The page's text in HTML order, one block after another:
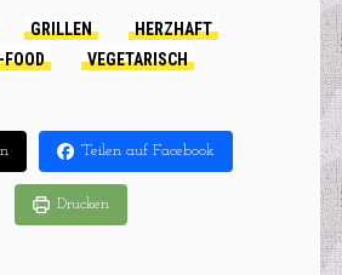
GRILLEN
HERZHAFT
FOOD
VEGETARISCH
Teilen auf Facebook
Drucken